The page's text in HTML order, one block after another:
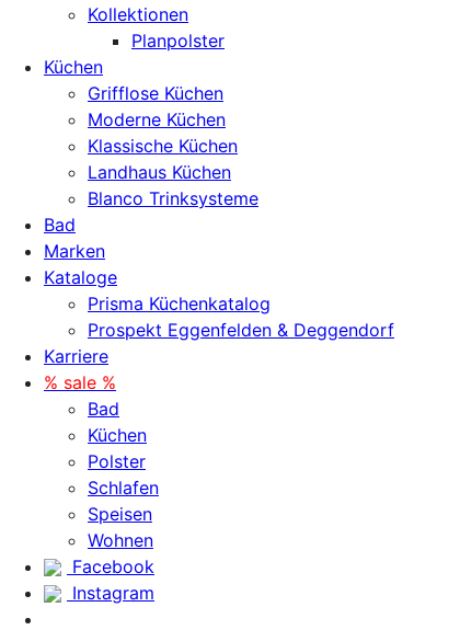
Kollektionen
Planpolster
Küchen
Grifflose Küchen
Moderne Küchen
Klassische Küchen
Landhaus Küchen
Blanco Trinksysteme
Bad
Marken
Kataloge
Prisma Küchenkatalog
Prospekt Eggenfelden & Deggendorf
Karriere
% sale %
Bad
Küchen
Polster
Schlafen
Speisen
Wohnen
Facebook
Instagram